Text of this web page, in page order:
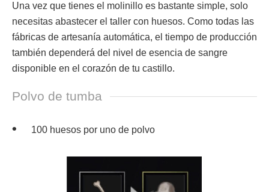
Una vez que tienes el molinillo es bastante simple, solo
necesitas abastecer el taller con huesos. Como todas las
fábricas de artesanía automática, el tiempo de producción
también dependerá del nivel de esencia de sangre
disponible en el corazón de tu castillo.
Polvo de tumba
100 huesos por uno de polvo